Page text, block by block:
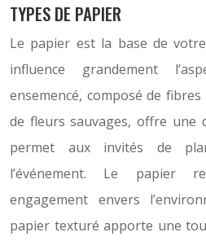
TYPES DE PAPIER
Le papier est la base de
influence grandement
ensemencé, composé de
de fleurs sauvages, offre une
permet aux invités de
l’événement. Le papier
engagement envers
papier texturé apporte une